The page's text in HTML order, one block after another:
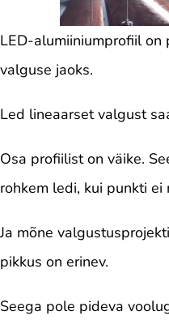
LED-alumiiniumprofiil
valguse jaoks.
Led lineaarset valgust
Osa profiilist on väike.
rohkem ledi, kui punkti ei
Ja mõne
pikkus on erinev.
Seega pole pideva